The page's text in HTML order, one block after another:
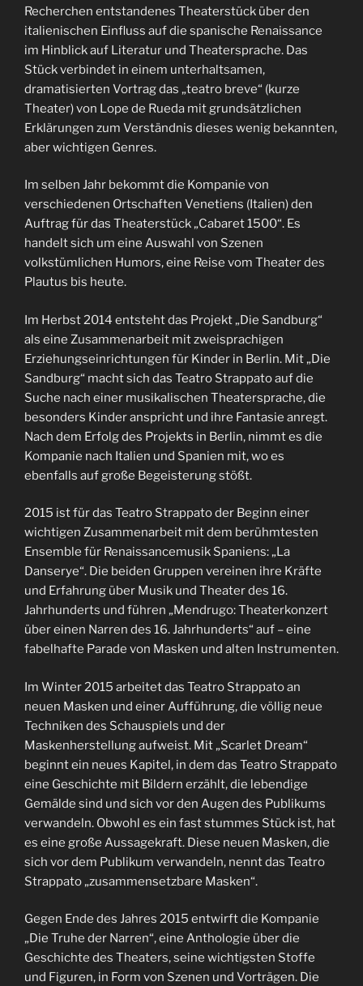
Recherchen entstandenes Theaterstück über den
italienischen Einfluss auf die spanische Renaissance
im Hinblick auf Literatur und Theatersprache. Das
Stück verbindet in einem unterhaltsamen,
dramatisierten Vortrag das „teatro breve“ (kurze
Theater) von Lope de Rueda mit grundsätzlichen
Erklärungen zum Verständnis dieses wenig bekannten,
aber wichtigen Genres.
Im selben Jahr bekommt die Kompanie von
verschiedenen Ortschaften Venetiens (Italien) den
Auftrag für das Theaterstück „Cabaret 1500“. Es
handelt sich um eine Auswahl von Szenen
volkstümlichen Humors, eine Reise vom Theater des
Plautus bis heute.
Im Herbst 2014 entsteht das Projekt „Die Sandburg“
als eine Zusammenarbeit mit zweisprachigen
Erziehungseinrichtungen für Kinder in Berlin. Mit „Die
Sandburg“ macht sich das Teatro Strappato auf die
Suche nach einer musikalischen Theatersprache, die
besonders Kinder anspricht und ihre Fantasie anregt.
Nach dem Erfolg des Projekts in Berlin, nimmt es die
Kompanie nach Italien und Spanien mit, wo es
ebenfalls auf große Begeisterung stößt.
2015 ist für das Teatro Strappato der Beginn einer
wichtigen Zusammenarbeit mit dem berühmtesten
Ensemble für Renaissancemusik Spaniens: „La
Danserye“. Die beiden Gruppen vereinen ihre Kräfte
und Erfahrung über Musik und Theater des 16.
Jahrhunderts und führen „Mendrugo: Theaterkonzert
über einen Narren des 16. Jahrhunderts“ auf – eine
fabelhafte Parade von Masken und alten Instrumenten.
Im Winter 2015 arbeitet das Teatro Strappato an
neuen Masken und einer Aufführung, die völlig neue
Techniken des Schauspiels und der
Maskenherstellung aufweist. Mit „Scarlet Dream“
beginnt ein neues Kapitel, in dem das Teatro Strappato
eine Geschichte mit Bildern erzählt, die lebendige
Gemälde sind und sich vor den Augen des Publikums
verwandeln. Obwohl es ein fast stummes Stück ist, hat
es eine große Aussagekraft. Diese neuen Masken, die
sich vor dem Publikum verwandeln, nennt das Teatro
Strappato „zusammensetzbare Masken“.
Gegen Ende des Jahres 2015 entwirft die Kompanie
„Die Truhe der Narren“, eine Anthologie über die
Geschichte des Theaters, seine wichtigsten Stoffe
und Figuren, in Form von Szenen und Vorträgen. Die